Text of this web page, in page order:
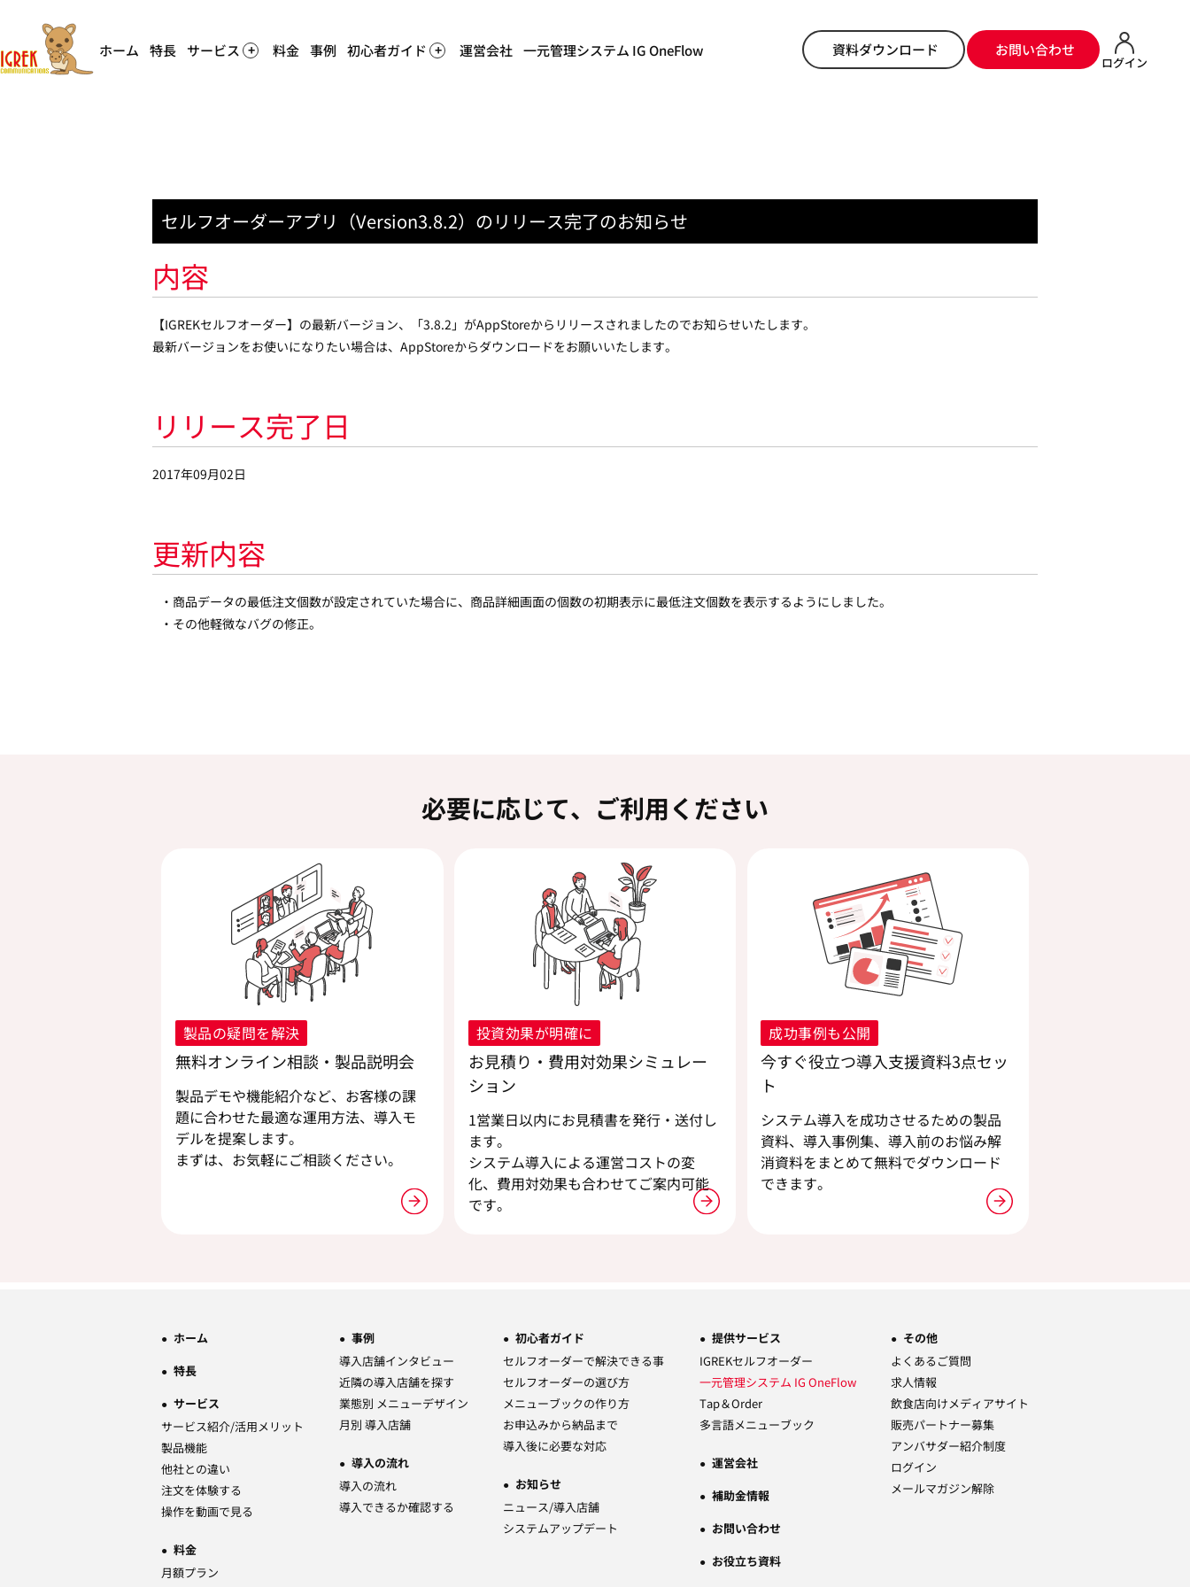
ホーム 特長 サービス 料金 事例 初心者ガイド 運営会社 一元管理システム IG OneFlow 資料ダウンロード お問い合わせ
ログイン
セルフオーダーアプリ（Version3.8.2）のリリース完了のお知らせ
内容
【IGREKセルフオーダー】の最新バージョン、「3.8.2」がAppStoreからリリースされましたのでお知らせいたします。
最新バージョンをお使いになりたい場合は、AppStoreからダウンロードをお願いいたします。
リリース完了日
2017年09月02日
更新内容
・商品データの最低注文個数が設定されていた場合に、商品詳細画面の個数の初期表示に最低注文個数を表示するようにしました。
・その他軽微なバグの修正。
必要に応じて、ご利用ください
製品の疑問を解決
無料オンライン相談・製品説明会
製品デモや機能紹介など、お客様の課
題に合わせた最適な運用方法、導入モ
デルを提案します。
まずは、お気軽にご相談ください。
投資効果が明確に
お見積り・費用対効果シミュレー
ション
1営業日以内にお見積書を発行・送付し
ます。
システム導入による運営コストの変
化、費用対効果も合わせてご案内可能
です。
成功事例も公開
今すぐ役立つ導入支援資料3点セッ
ト
システム導入を成功させるための製品
資料、導入事例集、導入前のお悩み解
消資料をまとめて無料でダウンロード
できます。
ホーム
特長
サービス
サービス紹介/活用メリット
製品機能
他社との違い
注文を体験する
操作を動画で見る
料金
月額プラン
事例
導入店舗インタビュー
近隣の導入店舗を探す
業態別 メニューデザイン
月別 導入店舗
導入の流れ
導入の流れ
導入できるか確認する
初心者ガイド
セルフオーダーで解決できる事
セルフオーダーの選び方
メニューブックの作り方
お申込みから納品まで
導入後に必要な対応
お知らせ
ニュース/導入店舗
システムアップデート
提供サービス
IGREKセルフオーダー
一元管理システム IG OneFlow
Tap＆Order
多言語メニューブック
運営会社
補助金情報
お問い合わせ
お役立ち資料
その他
よくあるご質問
求人情報
飲食店向けメディアサイト
販売パートナー募集
アンバサダー紹介制度
ログイン
メールマガジン解除